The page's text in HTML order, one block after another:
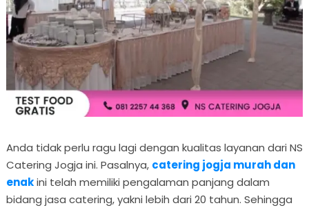
Anda tidak perlu ragu lagi dengan kualitas layanan dari NS
Catering Jogja ini. Pasalnya, catering jogja murah dan
enakini telah memiliki pengalaman panjang dalam
bidang jasa catering, yakni lebih dari 20 tahun. Sehingga